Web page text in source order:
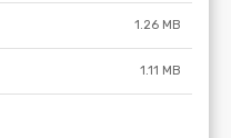
1.26 MB
1.11 MB